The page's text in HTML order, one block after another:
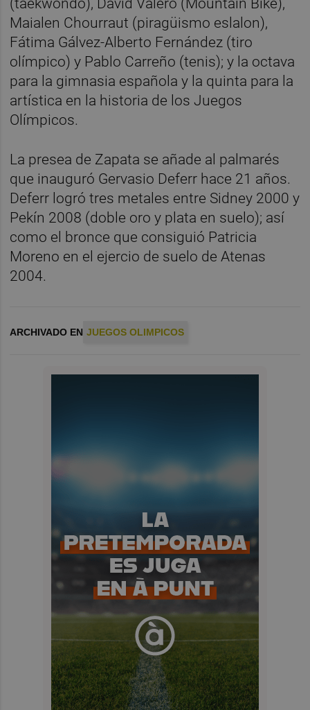
(taekwondo), David Valero (Mountain Bike),
Maialen Chourraut (piragüismo eslalon),
Fátima Gálvez-Alberto Fernández (tiro
olímpico) y Pablo Carreño (tenis); y la octava
para la gimnasia española y la quinta para la
artística en la historia de los Juegos
Olímpicos.
La presea de Zapata se añade al palmarés
que inauguró Gervasio Deferr hace 21 años.
Deferr logró tres metales entre Sidney 2000 y
Pekín 2008 (doble oro y plata en suelo); así
como el bronce que consiguió Patricia
Moreno en el ejercio de suelo de Atenas
2004.
ARCHIVADO EN JUEGOS OLIMPICOS